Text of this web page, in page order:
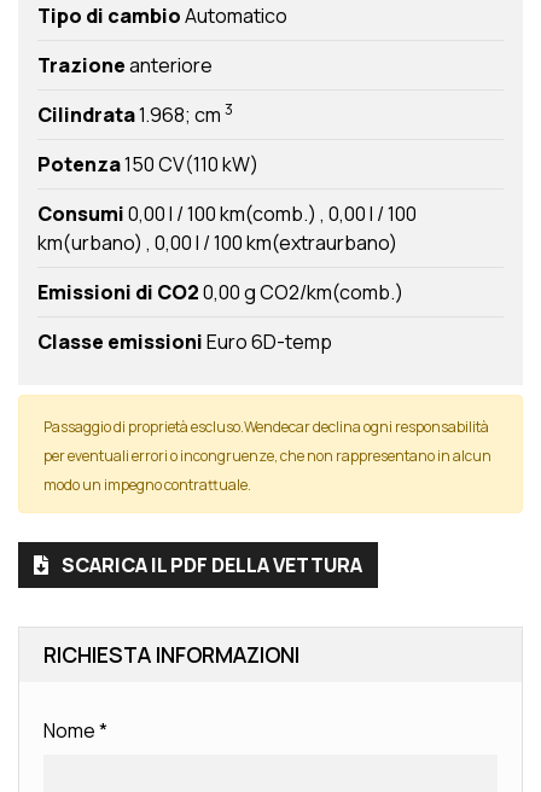
Tipo di cambioAutomatico
Trazioneanteriore
Cilindrata1.968; cm 3
Potenza150 CV(110 kW)
Consumi0,00 l / 100 km(comb.) 0,00 l / 100
km(urbano) 0,00 l / 100 km(extraurbano)
Emissioni di CO20,00 g CO2/km(comb.)
Classe emissioniEuro 6D-temp
Passaggio di proprietà escluso.Wendecar declina ogni responsabilità
per eventuali errori o incongruenze, che non rappresentano in alcun
modo un impegno contrattuale.
SCARICA IL PDF DELLA VETTURA
RICHIESTA INFORMAZIONI
Nome*